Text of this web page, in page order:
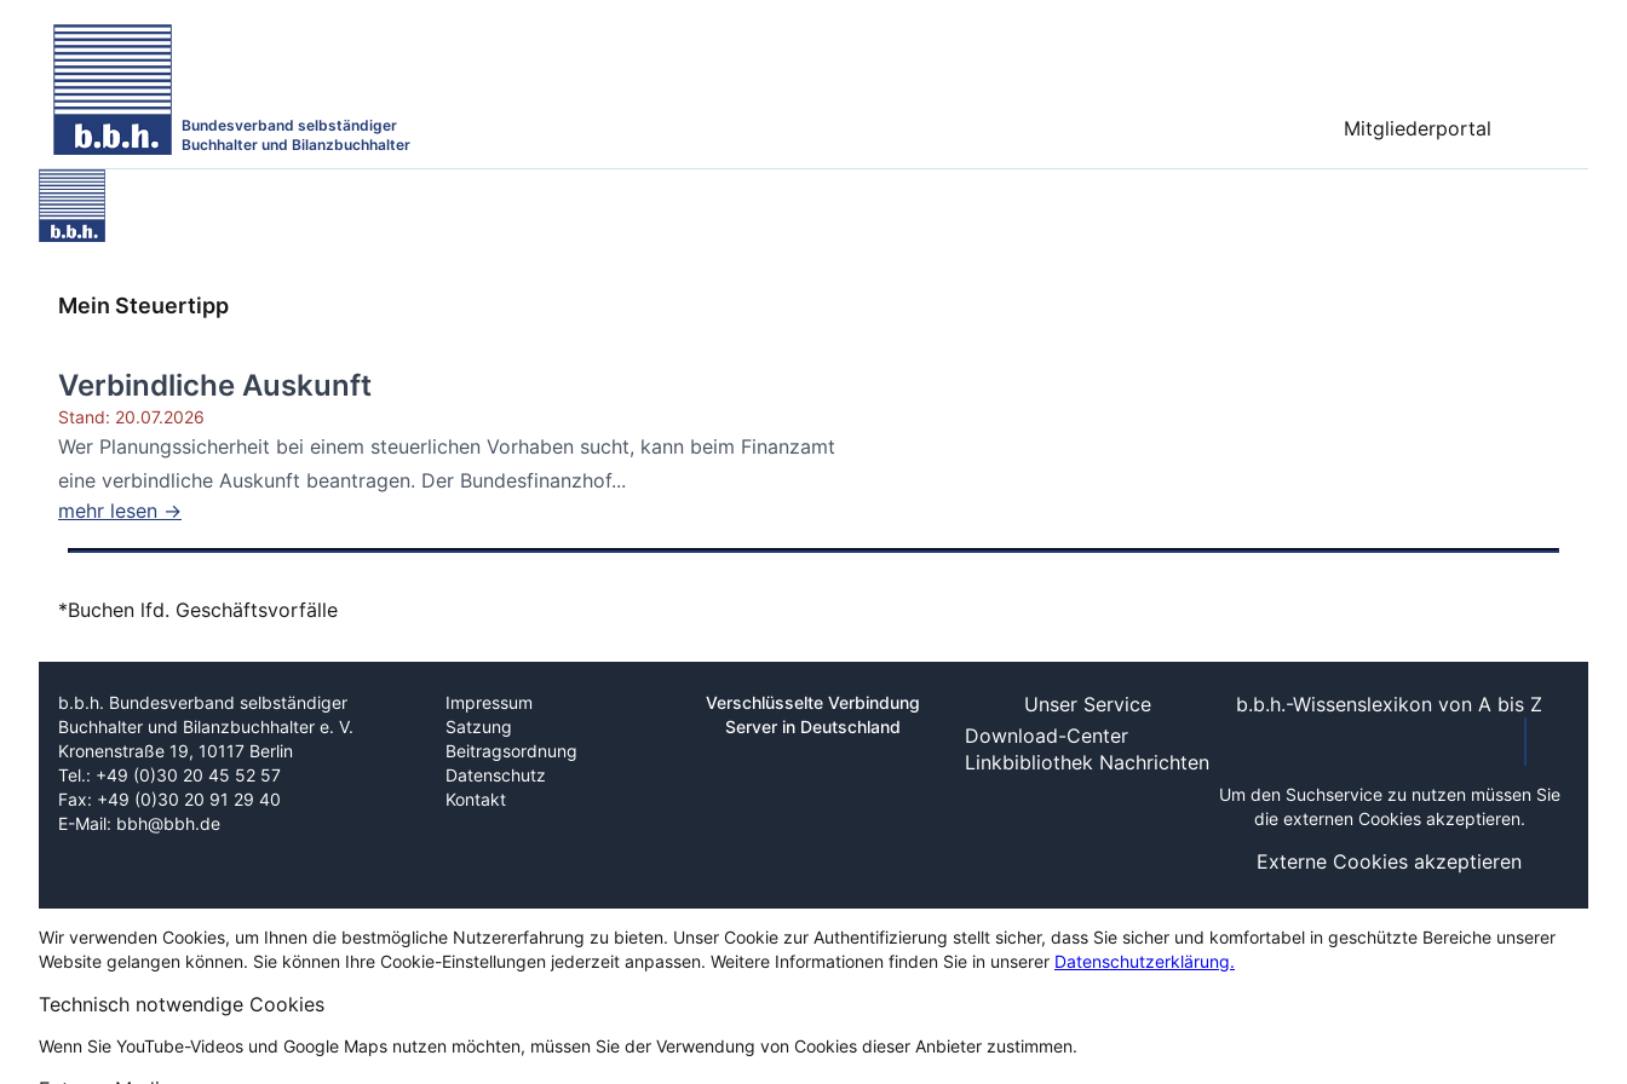
Bundesverband selbständiger
Buchhalter und Bilanzbuchhalter
Mitgliederportal
Mein Steuertipp
Verbindliche Auskunft
Stand: 20.07.2026
Wer Planungssicherheit bei einem steuerlichen Vorhaben sucht, kann beim Finanzamt
eine verbindliche Auskunft beantragen. Der Bundesfinanzhof...
mehr lesen →
*Buchen lfd. Geschäftsvorfälle
b.b.h. Bundesverband selbständiger
Buchhalter und Bilanzbuchhalter e. V.
Kronenstraße 19, 10117 Berlin
Tel.: +49 (0)30 20 45 52 57
Fax: +49 (0)30 20 91 29 40
E-Mail: bbh@bbh.de
Impressum
Satzung
Beitragsordnung
Datenschutz
Kontakt
Verschlüsselte Verbindung
Server in Deutschland
Unser Service
Download-Center
Linkbibliothek Nachrichten
b.b.h.-Wissenslexikon von A bis Z
Um den Suchservice zu nutzen müssen Sie
die externen Cookies akzeptieren.
Externe Cookies akzeptieren
Wir verwenden Cookies, um Ihnen die bestmögliche Nutzererfahrung zu bieten. Unser Cookie zur Authentifizierung stellt sicher, dass Sie sicher und komfortabel in geschützte Bereiche unserer
Website gelangen können. Sie können Ihre Cookie-Einstellungen jederzeit anpassen. Weitere Informationen finden Sie in unserer Datenschutzerklärung.
Technisch notwendige Cookies
Wenn Sie YouTube-Videos und Google Maps nutzen möchten, müssen Sie der Verwendung von Cookies dieser Anbieter zustimmen.